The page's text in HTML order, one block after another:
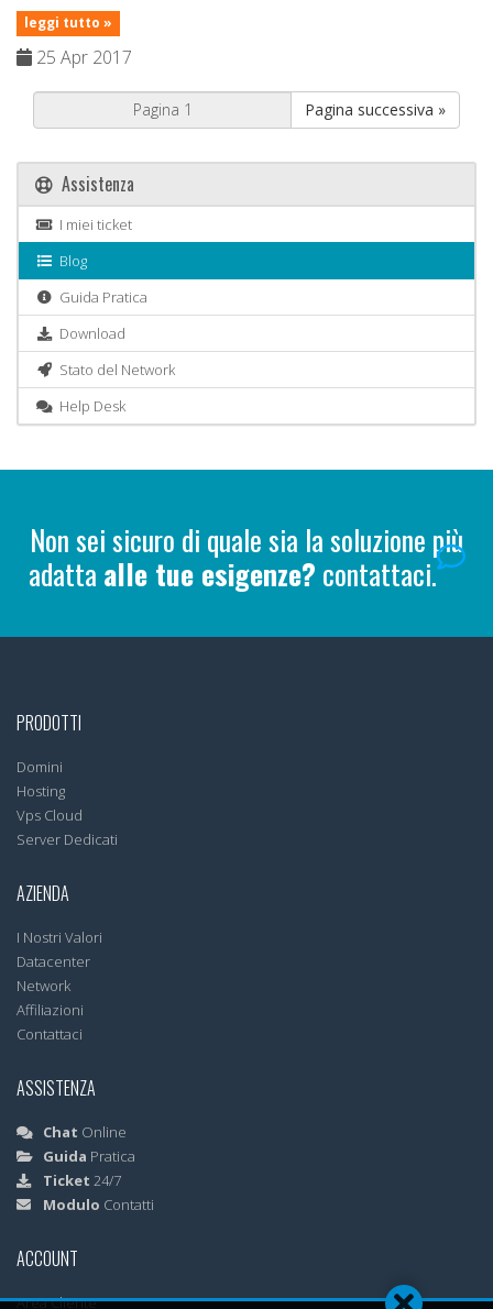
leggi tutto »
25 Apr 2017
Pagina successiva »
Assistenza
I miei ticket
Blog
Guida Pratica
Download
Stato del Network
Help Desk
Non sei sicuro di quale sia la soluzione più
adatta alle tue esigenze? contattaci.
PRODOTTI
Domini
Hosting
Vps Cloud
Server Dedicati
AZIENDA
I Nostri Valori
Datacenter
Network
Affiliazioni
Contattaci
ASSISTENZA
Chat Online
Guida Pratica
Ticket 24/7
Modulo Contatti
ACCOUNT
Area Cliente